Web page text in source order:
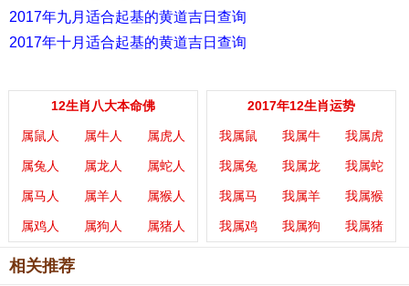
2017年九月适合起基的黄道吉日查询
2017年十月适合起基的黄道吉日查询
12生肖八大本命佛
属鼠人 属牛人 属虎人
属兔人 属龙人 属蛇人
属马人 属羊人 属猴人
属鸡人 属狗人 属猪人
2017年12生肖运势
我属鼠 我属牛 我属虎
我属兔 我属龙 我属蛇
我属马 我属羊 我属猴
我属鸡 我属狗 我属猪
相关推荐